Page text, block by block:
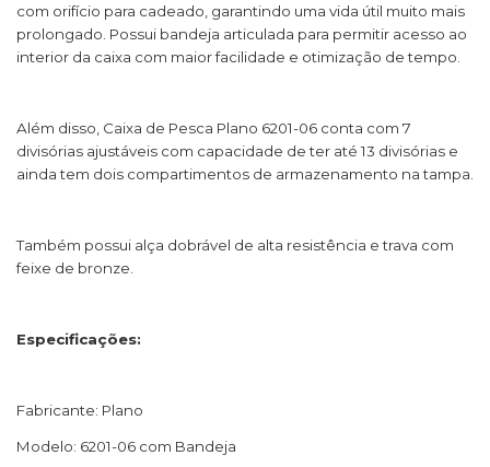
com orifício para cadeado, garantindo uma vida útil muito mais
prolongado. Possui bandeja articulada para permitir acesso ao
interior da caixa com maior facilidade e otimização de tempo.
Além disso, Caixa de Pesca Plano 6201-06 conta com 7
divisórias ajustáveis com capacidade de ter até 13 divisórias e
ainda tem dois compartimentos de armazenamento na tampa.
Também possui alça dobrável de alta resistência e trava com
feixe de bronze.
Especificações:
Fabricante: Plano
Modelo: 6201-06 com Bandeja